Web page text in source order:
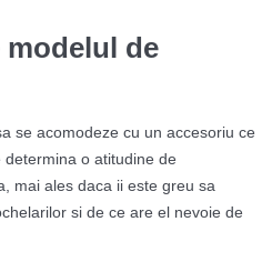
de
se acomodeze cu un accesoriu ce
o atitudine de
mai ales daca ii este greu sa
si de ce are el nevoie de